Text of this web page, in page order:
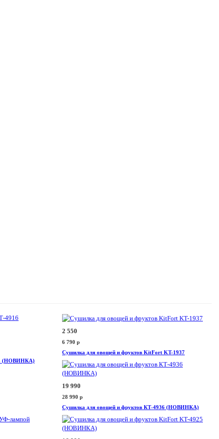
(НОВИНКА)
2 550
6 790 p
Сушилка для овощей и фруктов KitFort KT-1937
19 990
28 990 p
Сушилка для овощей и фруктов КТ-4936 (НОВИНКА)